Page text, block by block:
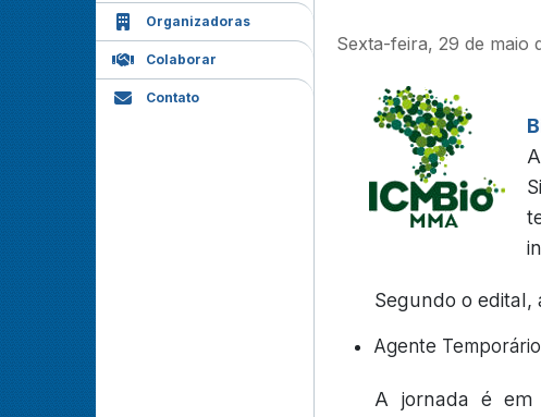
Organizadoras
Colaborar
Contato
Sexta-feira, 29 de maio
Segundo o edital,
Agente
A jornada é em